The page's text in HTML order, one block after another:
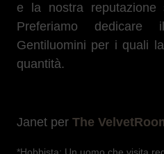
e la nostra reputazione
Preferiamo
Gentiluomini per i quali
quantità.
Janet per The